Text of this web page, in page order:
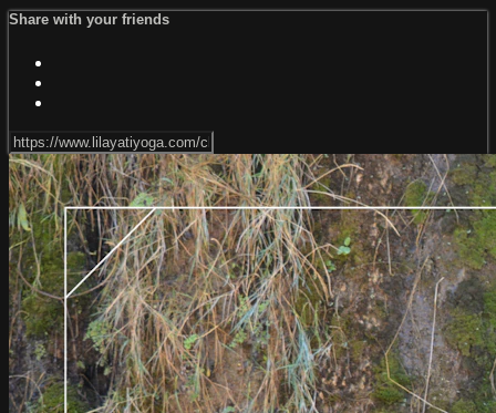
Share with your friends